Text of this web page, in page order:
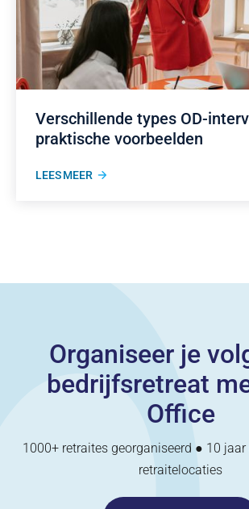
Verschillende types OD-
praktische voorbeelden
LEES MEER
Organiseer je
bedrijfsretreat
Office
1000+ retraites georganiseerd ● 10
retraitelocaties